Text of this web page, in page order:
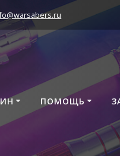
ПОМОЩЬ